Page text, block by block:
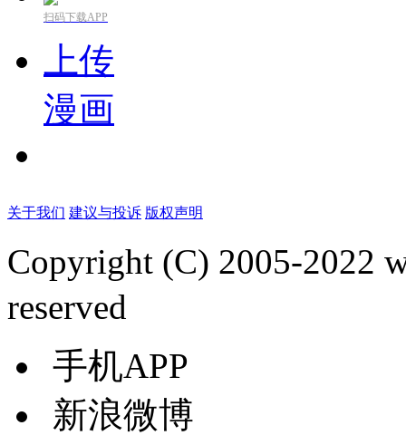
扫码下载APP
上传
漫画
关于我们 建议与投诉 版权声明
Copyright (C) 2005-2022
reserved
手机APP
新浪微博